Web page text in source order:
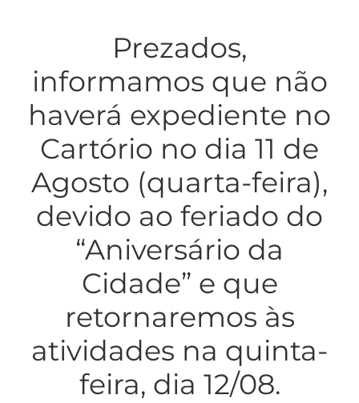
Prezados,
informamos que não
haverá expediente no
Cartório no dia 11 de
Agosto (quarta-feira),
devido ao feriado do
“Aniversário da
Cidade” e que
retornaremos às
atividades na quinta-
feira, dia 12/08.